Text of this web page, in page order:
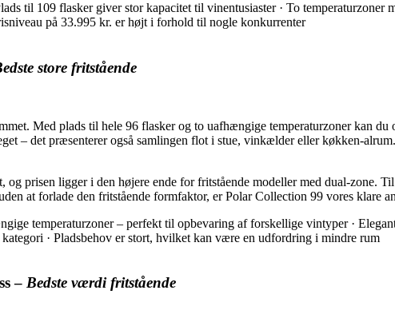
til 109 flasker giver stor kapacitet til vinentusiaster · To
på 33.995 kr. er højt i forhold til nogle konkurrenter
store fritstående
Med plads til hele 96 flasker og to uafhængige temperaturzoner kan
– det præsenterer også samlingen flot i stue, vinkælder eller køkken-
prisen ligger i den højere ende for fritstående modeller med dual-zone.
at forlade den fritstående formfaktor, er Polar Collection 99 vores klare
temperaturzoner – perfekt til opbevaring af forskellige vintyper ·
· Pladsbehov er stort, hvilket kan være en udfordring i mindre rum
– Bedste værdi fritstående